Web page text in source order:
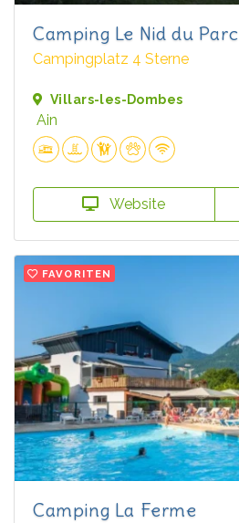
Camping Le Nid du Parc
Campingplatz 4 Sterne
Villars-les-Dombes
Ain
Website
FAVORITEN
Camping La Ferme